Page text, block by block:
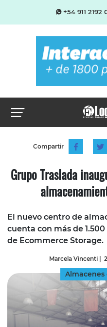
+54 911 2192
Compartir
Grupo Traslada
El nuevo centro de
cuenta con más de
de Ecommerce Storage.
Marcela Vincenti|